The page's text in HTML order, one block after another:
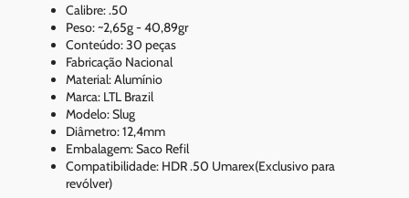
Calibre: .50
Peso: ~2,65g - 40,89gr
Conteúdo: 30 peças
Fabricação Nacional
Material: Alumínio
Marca: LTL Brazil
Modelo: Slug
Diâmetro: 12,4mm
Embalagem: Saco Refil
Compatibilidade: HDR .50 Umarex(Exclusivo para
revólver)